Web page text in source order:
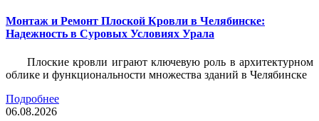
Монтаж и Ремонт Плоской Кровли в Челябинске:
Надежность в Суровых Условиях Урала
Плоские кровли играют ключевую роль в архитектурном
облике и функциональности множества зданий в Челябинске
Подробнее
06.08.2026